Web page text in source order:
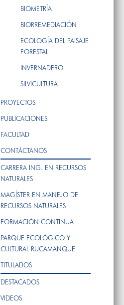
BIOMETRÍA
BIORREMEDIACIÓN
ECOLOGÍA DEL PAISAJE
FORESTAL
INVERNADERO
SILVICULTURA
PROYECTOS
PUBLICACIONES
FACULTAD
CONTÁCTANOS
CARRERA ING. EN RECURSOS
NATURALES
MAGÍSTER EN MANEJO DE
RECURSOS NATURALES
FORMACIÓN CONTINUA
PARQUE ECOLÓGICO Y
CULTURAL RUCAMANQUE
TITULADOS
DESTACADOS
VIDEOS